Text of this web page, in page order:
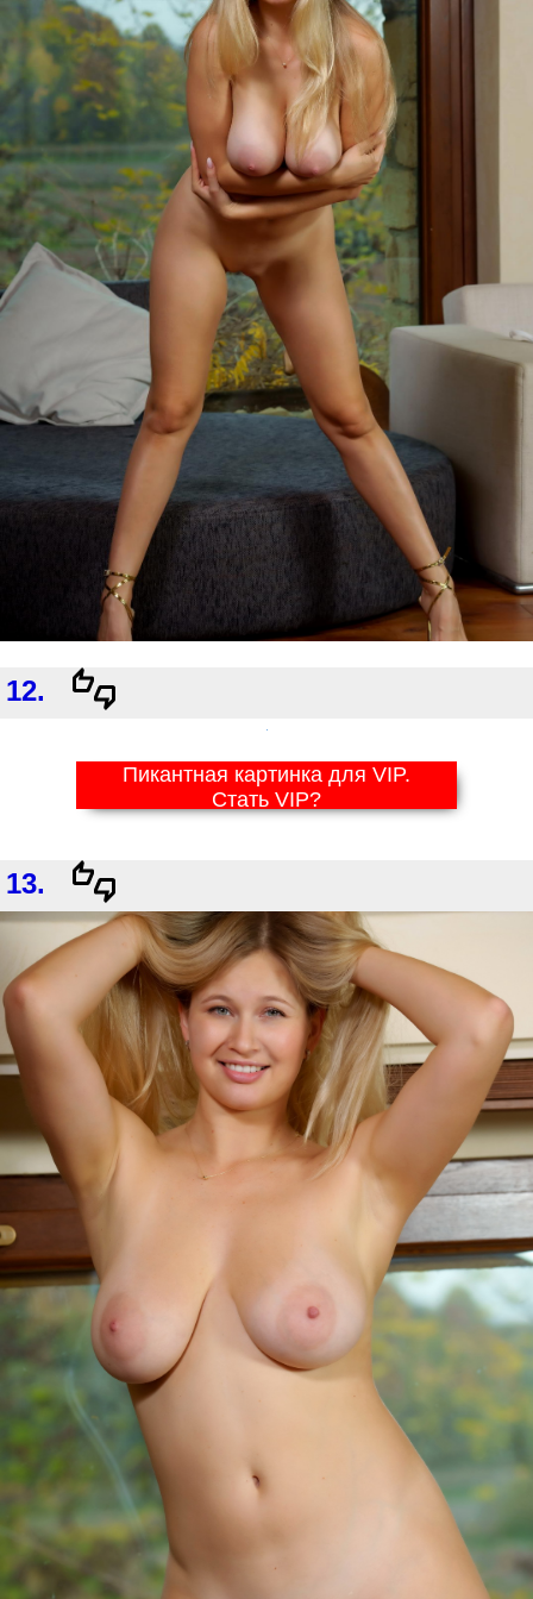
12.
Пикантная картинка для VIP.
Стать VIP?
13.